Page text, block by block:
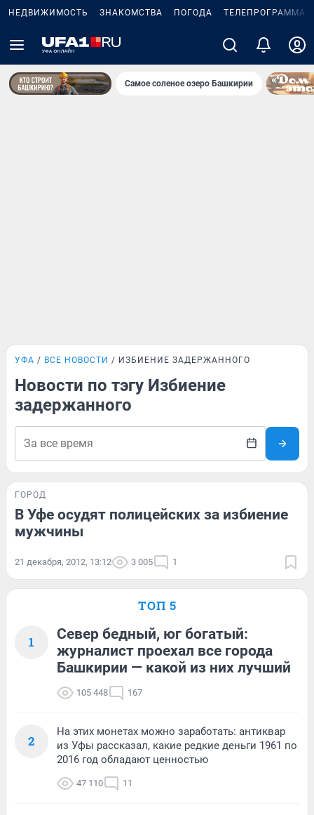
НЕДВИЖИМОСТЬ ЗНАКОМСТВА ПОГОДА ТЕЛЕПРОГРАММА
Самое соленое озеро Башкирии
УФА ВСЕ НОВОСТИ ИЗБИЕНИЕ ЗАДЕРЖАННОГО
Новости по тэгу Избиение
задержанного
ГОРОД
В Уфе осудят полицейских за избиение
мужчины
21 декабря, 2012, 13:12 3 005 1
ТОП 5
1
Север бедный, юг богатый:
журналист проехал все города
Башкирии — какой из них лучший
105 448 167
2
На этих монетах можно заработать: антиквар
из Уфы рассказал, какие редкие деньги 1961 по
2016 год обладают ценностью
47 110 11